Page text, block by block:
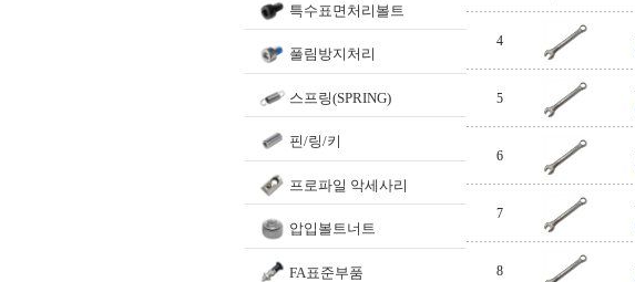
특수표면처리볼트
풀림방지처리
스프링(SPRING)
핀/링/키
프로파일 악세사리
압입볼트너트
FA표준부품
4
5
6
7
8